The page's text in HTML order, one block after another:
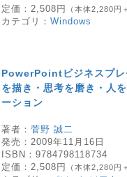
定価： 2,508円 （本体2,280円
カテゴリ： Windows
PowerPointビジネスプレ
を描き・思考を磨き・人
ーション
著者： 菅野 誠二
発売： 2009年11月16日
ISBN： 9784798118734
定価： 2,508円 （本体2,280円